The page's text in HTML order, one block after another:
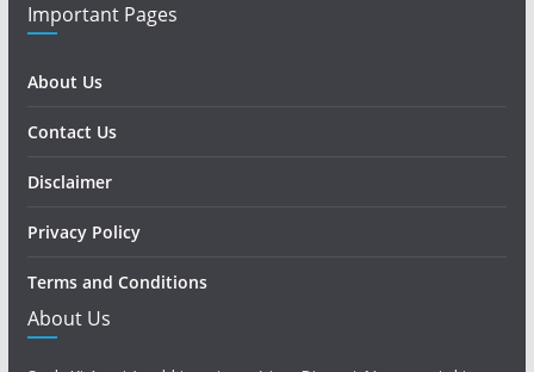
Important Pages
About Us
Contact Us
Disclaimer
Privacy Policy
Terms and Conditions
About Us